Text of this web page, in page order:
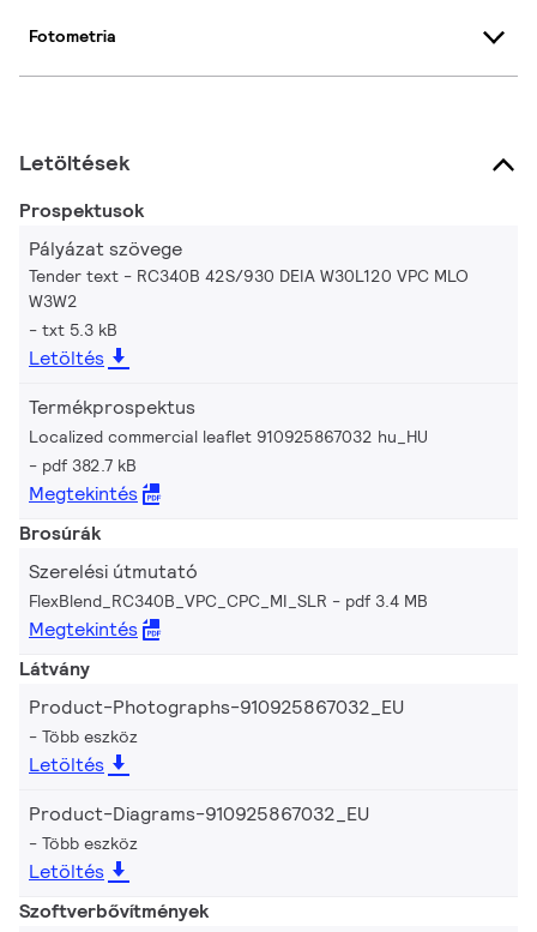
Fotometria
Letöltések
Prospektusok
Pályázat szövege
Tender text - RC340B 42S/930 DEIA W30L120 VPC MLO
W3W2
txt 5.3 kB
Letöltés
Termékprospektus
Localized commercial leaflet 910925867032 hu_HU
pdf 382.7 kB
Megtekintés
Brosúrák
Szerelési útmutató
FlexBlend_RC340B_VPC_CPC_MI_SLR pdf 3.4 MB
Megtekintés
Látvány
Product-Photographs-910925867032_EU
Több eszköz
Letöltés
Product-Diagrams-910925867032_EU
Több eszköz
Letöltés
Szoftverbővítmények